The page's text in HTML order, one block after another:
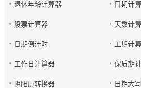
退休年龄计算器 日期计
股票计算器 天数计
日期倒计时 工期计
工作日计算器 保质期
阴阳历转换器 日期大